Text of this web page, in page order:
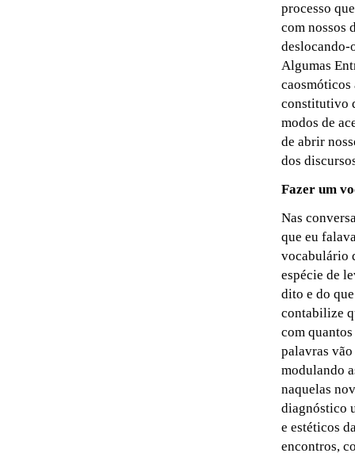
processo
com nossos
deslocando-
Algumas
caosmóticos
constitutivo
modos de
de abrir
dos
Fazer um
Nas
que eu
vocabulário
espécie de
dito e do
contabilize
com
palavras
modulando
naquelas
diagnóstico
e estéticos
encontros,